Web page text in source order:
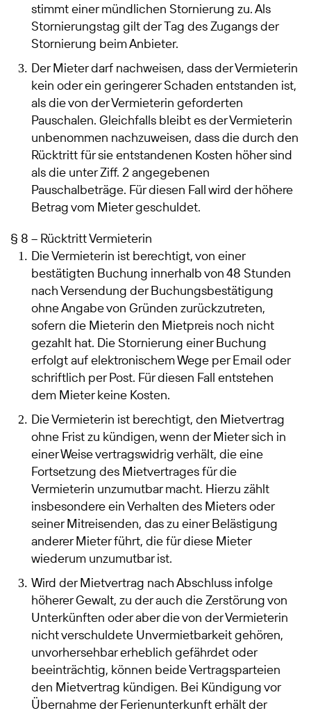
stimmt einer mündlichen Stornierung zu. Als
Stornierungstag gilt der Tag des Zugangs der
Stornierung beim Anbieter.
Der Mieter darf nachweisen, dass der Vermieterin
kein oder ein geringerer Schaden entstanden ist,
als die von der Vermieterin geforderten
Pauschalen. Gleichfalls bleibt es der Vermieterin
unbenommen nachzuweisen, dass die durch den
Rücktritt für sie entstandenen Kosten höher sind
als die unter Ziff. 2 angegebenen
Pauschalbeträge. Für diesen Fall wird der höhere
Betrag vom Mieter geschuldet.
§ 8 – Rücktritt Vermieterin
Die Vermieterin ist berechtigt, von einer
bestätigten Buchung innerhalb von 48 Stunden
nach Versendung der Buchungsbestätigung
ohne Angabe von Gründen zurückzutreten,
sofern die Mieterin den Mietpreis noch nicht
gezahlt hat. Die Stornierung einer Buchung
erfolgt auf elektronischem Wege per Email oder
schriftlich per Post. Für diesen Fall entstehen
dem Mieter keine Kosten.
Die Vermieterin ist berechtigt, den Mietvertrag
ohne Frist zu kündigen, wenn der Mieter sich in
einer Weise vertragswidrig verhält, die eine
Fortsetzung des Mietvertrages für die
Vermieterin unzumutbar macht. Hierzu zählt
insbesondere ein Verhalten des Mieters oder
seiner Mitreisenden, das zu einer Belästigung
anderer Mieter führt, die für diese Mieter
wiederum unzumutbar ist.
Wird der Mietvertrag nach Abschluss infolge
höherer Gewalt, zu der auch die Zerstörung von
Unterkünften oder aber die von der Vermieterin
nicht verschuldete Unvermietbarkeit gehören,
unvorhersehbar erheblich gefährdet oder
beeinträchtig, können beide Vertragsparteien
den Mietvertrag kündigen. Bei Kündigung vor
Übernahme der Ferienunterkunft erhält der